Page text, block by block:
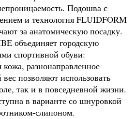
Подошва с
и технология FLUIDFORM
за анатомическую посадку.
объединяет городскую
спортивной обуви:
разнонаправленное
позволяют использовать
так и в повседневной жизни.
в варианте со шнуровкой
слипоном.